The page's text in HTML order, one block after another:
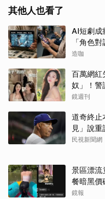
其他人也看了
AI短劇成
「角色
造咖
百萬網紅
奴」！
況曝光
鏡週刊
道奇終止
見」說
民視新聞網
景區漂流
餐暗黑價
尺度」
鏡報